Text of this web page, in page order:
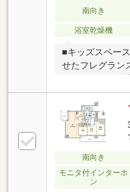
ム■24時間ゴミ
サービス■各
ウンジ
南向き
浴室乾燥機
■キッズスペー
せたフレグラン
させていただき
ダー】住宅購
ればいけません
化』して幸せな
業界初の無料ア
CLUB】『住ま
です。お客様の
を守るサービ
南向き
モニタ付インターホ
ン